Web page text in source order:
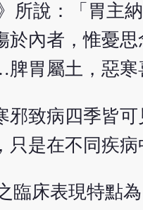
》所說：「胃
於內者，惟憂
胃屬土，惡寒
邪致病四季皆
是在不同疾病
臨床表現特點